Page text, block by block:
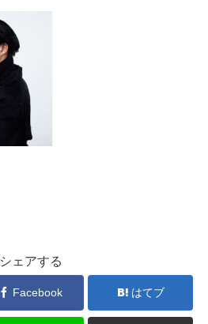
シェアする
Facebook はてブ